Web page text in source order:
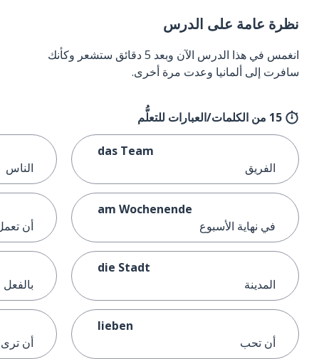
نظرة عامة على الدرس
انغمس في هذا الدرس الآن وبعد 5 دقائق ستشعر وكأنك
سافرت إلى ألمانيا وعدت مرة أخرى.
15 من الكلمات/العبارات للتعلُّم
das Team
الفريق
am Wochenende
في نهاية الأسبوع
die Stadt
المدينة
lieben
أن تحب
الناس
أن
بالفعل
أن